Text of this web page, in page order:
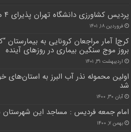
پردیس کشاورزی دانشگاه تهران پذیرای ۴ هزار دانشجو خواهد بود
فروردین ۱۸, ۱۴۰۱
کرج| آمار مراجعان کرونایی به بیمارستان
بروز موج سنگین بیماری در روزهای آینده
اردیبهشت ۳۱, ۱۴۰۱
اولین محموله نذر آب البرز به
شد
آبان ۳۰, ۱۴۰۰
امام جمعه فردیس : مساجد این
بهمن ۷, ۱۴۰۰